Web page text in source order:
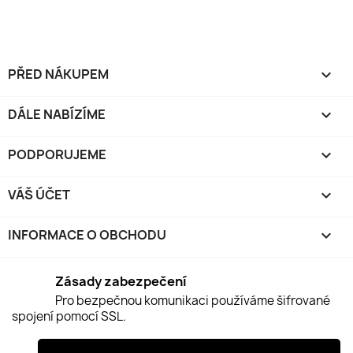
PŘED NÁKUPEM 
DÁLE NABÍZÍME 
PODPORUJEME 
VÁŠ ÚČET 
INFORMACE O OBCHODU keyboard_arrow_down
Zásady zabezpečení
Pro bezpečnou komunikaci používáme šifrované
spojení pomocí SSL.